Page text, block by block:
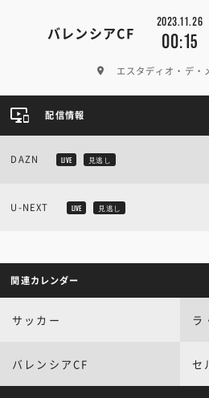
バレンシアCF
2023.11.26
00:15
エスタディオ・デ・
配信情報
DAZN LIVE 見逃し
U-NEXT LIVE 見逃し
関連カレンダー
サッカー ラ
バレンシアCF セ